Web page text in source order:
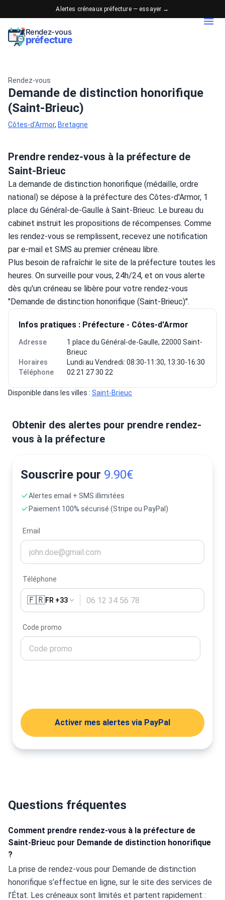
Alertes créneaux préfecture — essayer →
Rendez-vous
préfecture
Rendez-vous
Demande de distinction honorifique
(Saint-Brieuc)
Côtes-d'Armor, Bretagne
Prendre rendez-vous à la préfecture de
Saint-Brieuc
La demande de distinction honorifique (médaille, ordre
national) se dépose à la préfecture des Côtes-d'Armor, 1
place du Général-de-Gaulle à Saint-Brieuc. Le bureau du
cabinet instruit les propositions de récompenses. Comme
les rendez-vous se remplissent, recevez une notification
par e-mail et SMS au premier créneau libre.
Plus besoin de rafraîchir le site de la préfecture toutes les
heures. On surveille pour vous, 24h/24, et on vous alerte
dès qu'un créneau se libère pour votre rendez-vous
"Demande de distinction honorifique (Saint-Brieuc)".
Infos pratiques : Préfecture - Côtes-d'Armor
Adresse
1 place du Général-de-Gaulle, 22000 Saint-
Brieuc
Horaires
Lundi au Vendredi: 08:30-11:30, 13:30-16:30
Téléphone
02 21 27 30 22
Disponible dans les villes : Saint-Brieuc
Obtenir des alertes pour prendre rendez-
vous à la préfecture
Souscrire pour 9.90€
Alertes email + SMS illimitées
Paiement 100% sécurisé (Stripe ou PayPal)
Email
Téléphone
🇫🇷FR +33
Code promo
Activer mes alertes via PayPal
Questions fréquentes
Comment prendre rendez-vous à la préfecture de
Saint-Brieuc pour Demande de distinction honorifique
?
La prise de rendez-vous pour Demande de distinction
honorifique s’effectue en ligne, sur le site des services de
l’État. Les créneaux sont limités et partent rapidement :